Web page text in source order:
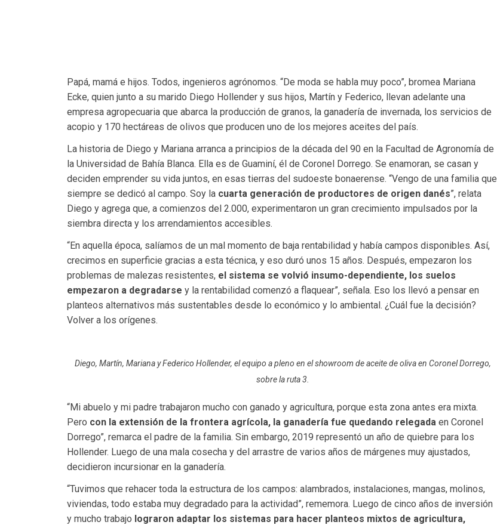
Papá, mamá e hijos. Todos, ingenieros agrónomos. “De moda se habla muy poco”, bromea Mariana
Ecke, quien junto a su marido Diego Hollender y sus hijos, Martín y Federico, llevan adelante una
empresa agropecuaria que abarca la producción de granos, la ganadería de invernada, los servicios de
acopio y 170 hectáreas de olivos que producen uno de los mejores aceites del país.
La historia de Diego y Mariana arranca a principios de la década del 90 en la Facultad de Agronomía de
la Universidad de Bahía Blanca. Ella es de Guaminí, él de Coronel Dorrego. Se enamoran, se casan y
deciden emprender su vida juntos, en esas tierras del sudoeste bonaerense. “Vengo de una familia que
siempre se dedicó al campo. Soy la cuarta generación de productores de origen danés”, relata
Diego y agrega que, a comienzos del 2.000, experimentaron un gran crecimiento impulsados por la
siembra directa y los arrendamientos accesibles.
“En aquella época, salíamos de un mal momento de baja rentabilidad y había campos disponibles. Así,
crecimos en superficie gracias a esta técnica, y eso duró unos 15 años. Después, empezaron los
problemas de malezas resistentes, el sistema se volvió insumo-dependiente, los suelos
empezaron a degradarse y la rentabilidad comenzó a flaquear”, señala. Eso los llevó a pensar en
planteos alternativos más sustentables desde lo económico y lo ambiental. ¿Cuál fue la decisión?
Volver a los orígenes.
Diego, Martín, Mariana y Federico Hollender, el equipo a pleno en el showroom de aceite de oliva en Coronel Dorrego,
sobre la ruta 3.
“Mi abuelo y mi padre trabajaron mucho con ganado y agricultura, porque esta zona antes era mixta.
Pero con la extensión de la frontera agrícola, la ganadería fue quedando relegada en Coronel
Dorrego”, remarca el padre de la familia. Sin embargo, 2019 representó un año de quiebre para los
Hollender. Luego de una mala cosecha y del arrastre de varios años de márgenes muy ajustados,
decidieron incursionar en la ganadería.
“Tuvimos que rehacer toda la estructura de los campos: alambrados, instalaciones, mangas, molinos,
viviendas, todo estaba muy degradado para la actividad”, rememora. Luego de cinco años de inversión
y mucho trabajo lograron adaptar los sistemas para hacer planteos mixtos de agricultura,